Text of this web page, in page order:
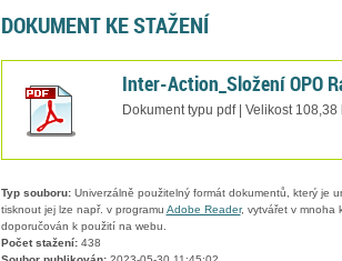
DOKUMENT KE STAŽENÍ
Inter-Action_Složení OPO
Dokument typu pdf | Velikost 108,38
Typ souboru:Univerzálně použitelný formát dokumentů, který je
tisknout jej lze např. v programu Adobe Reader, vytvářet v mnoha
doporučován k použití na webu.
Počet stažení:438